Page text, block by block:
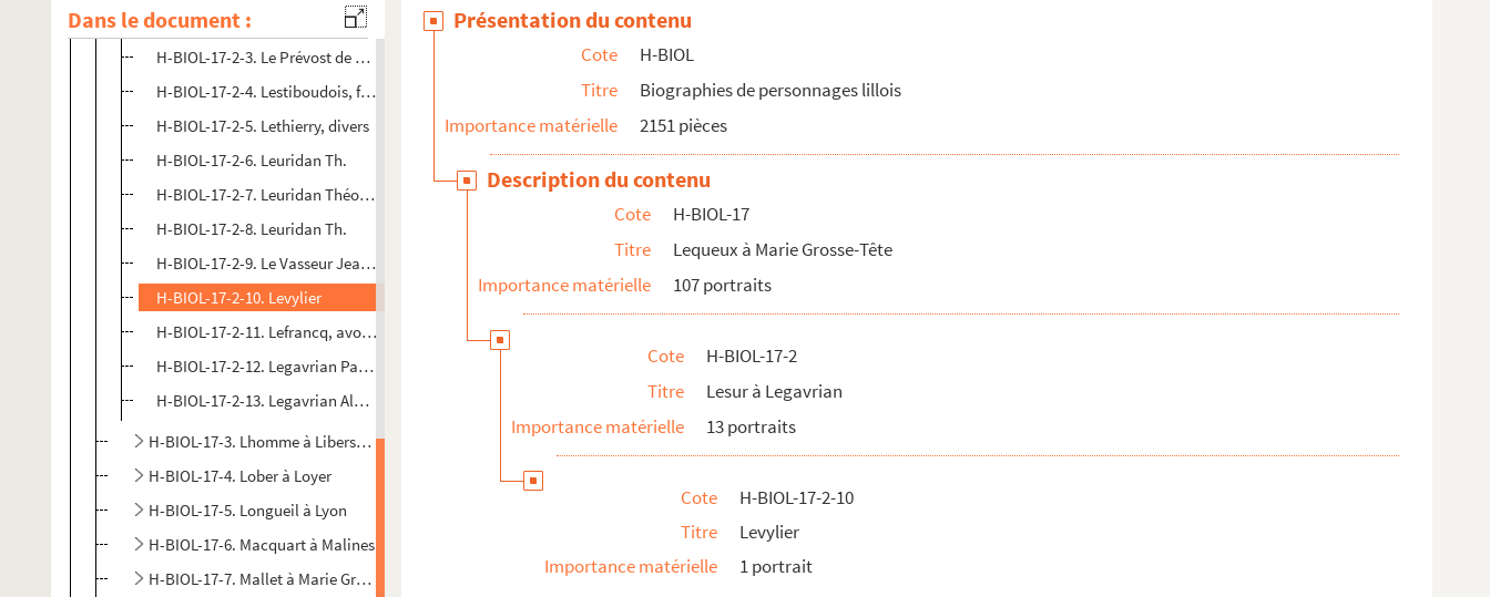
Dans le document :
H-BIOL-17-2-2. Lesage Senaut J.H., député
H-BIOL-17-2-3. Le Prévost de Basserode, Madame
H-BIOL-17-2-4. Lestiboudois, famille
H-BIOL-17-2-5. Lethierry, divers
H-BIOL-17-2-6. Leuridan Th.
H-BIOL-17-2-7. Leuridan Théodore
H-BIOL-17-2-8. Leuridan Th.
H-BIOL-17-2-9. Le Vasseur Jean, mayeur
H-BIOL-17-2-10. Levylier
H-BIOL-17-2-11. Lefrancq, avoué
H-BIOL-17-2-12. Legavrian Paul, député
H-BIOL-17-2-13. Legavrian Albert Jules, constructeur, député
H-BIOL-17-3. Lhomme à Libersart
H-BIOL-17-4. Lober à Loyer
H-BIOL-17-5. Longueil à Lyon
H-BIOL-17-6. Macquart à Malines
H-BIOL-17-7. Mallet à Marie Grosse-Tête
Présentation du contenu
Cote
H-BIOL
Titre
Biographies de personnages lillois
Importance matérielle
2151 pièces
Description du contenu
Cote
H-BIOL-17
Titre
Lequeux à Marie Grosse-Tête
Importance matérielle
107 portraits
Cote
H-BIOL-17-2
Titre
Lesur à Legavrian
Importance matérielle
13 portraits
Cote
H-BIOL-17-2-10
Titre
Levylier
Importance matérielle
1 portrait